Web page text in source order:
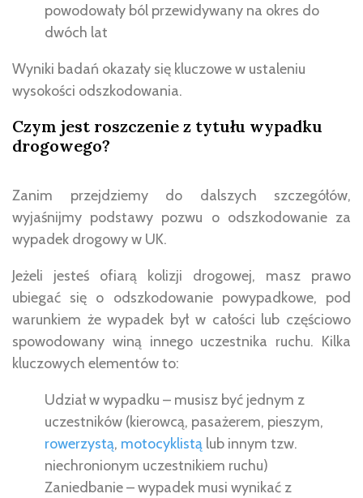
powodowały ból przewidywany na okres do
dwóch lat
Wyniki badań okazały się kluczowe w ustaleniu
wysokości odszkodowania.
Czym jest roszczenie z tytułu wypadku
drogowego?
Zanim przejdziemy do dalszych szczegółów,
wyjaśnijmy podstawy pozwu o odszkodowanie za
wypadek drogowy w UK.
Jeżeli jesteś ofiarą kolizji drogowej, masz prawo
ubiegać się o odszkodowanie powypadkowe, pod
warunkiem że wypadek był w całości lub częściowo
spowodowany winą innego uczestnika ruchu. Kilka
kluczowych elementów to:
Udział w wypadku – musisz być jednym z
uczestników (kierowcą, pasażerem, pieszym,
rowerzystą, motocyklistą lub innym tzw.
niechronionym uczestnikiem ruchu)
Zaniedbanie – wypadek musi wynikać z